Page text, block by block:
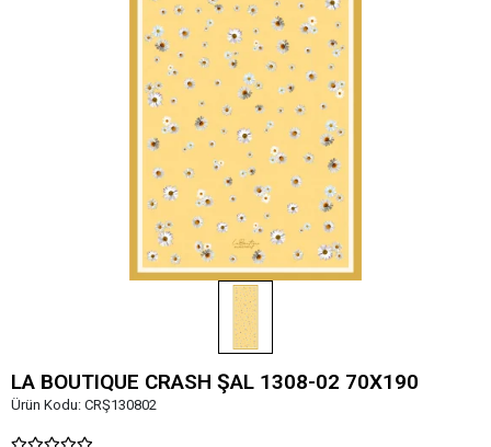
LA BOUTIQUE CRASH ŞAL 1308-02 70X190
Ürün Kodu: CRŞ130802